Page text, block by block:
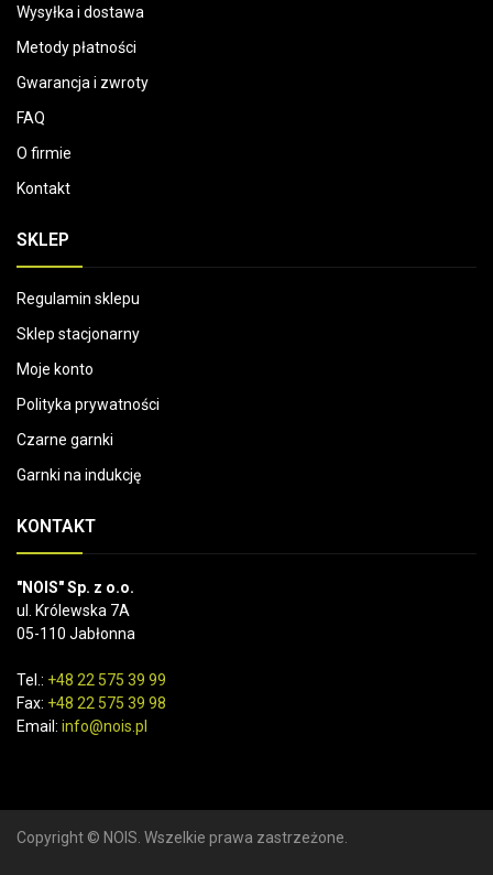
Wysyłka i dostawa
Metody płatności
Gwarancja i zwroty
FAQ
O firmie
Kontakt
SKLEP
Regulamin sklepu
Sklep stacjonarny
Moje konto
Polityka prywatności
Czarne garnki
Garnki na indukcję
KONTAKT
"NOIS" Sp. z o.o.
ul. Królewska 7A
05-110 Jabłonna
Tel.: +48 22 575 39 99
Fax: +48 22 575 39 98
Email: info@nois.pl
Copyright © NOIS. Wszelkie prawa zastrzeżone.